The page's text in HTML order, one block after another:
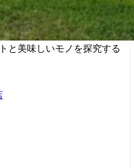
と美味しいモノを探究する